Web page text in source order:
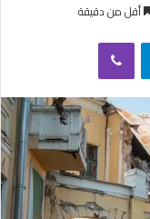
أقل من دقيقة
تيلقرام